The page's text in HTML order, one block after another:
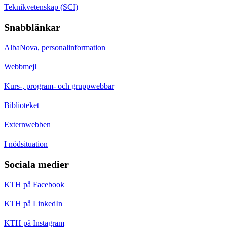
Teknikvetenskap (SCI)
Snabblänkar
AlbaNova, personalinformation
Webbmejl
Kurs-, program- och gruppwebbar
Biblioteket
Externwebben
I nödsituation
Sociala medier
KTH på Facebook
KTH på LinkedIn
KTH på Instagram